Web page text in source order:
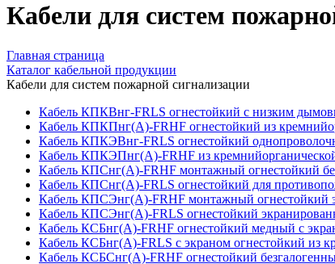
Кабели для систем
Главная страница
Каталог кабельной продукции
Кабели для систем пожарной сигнализации
Кабель КПКВнг-FRLS огнестойкий с низким
Кабель КПКПнг(А)-FRHF огнестойкий из
Кабель КПКЭВнг-FRLS огнестойкий
Кабель КПКЭПнг(А)-FRHF из
Кабель КПСнг(А)-FRHF монтажный огнестойкий
Кабель КПСнг(А)-FRLS огнестойкий для
Кабель КПСЭнг(А)-FRHF монтажный огнестойкий
Кабель КПСЭнг(А)-FRLS огнестойкий
Кабель КСБнг(А)-FRHF огнестойкий медный с
Кабель КСБнг(А)-FRLS с экраном огнестойкий из
Кабель КСБСнг(А)-FRHF огнестойкий